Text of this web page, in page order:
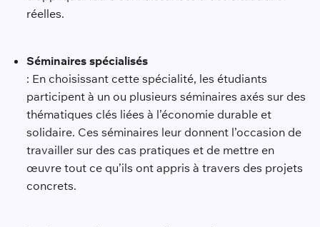
réelles.
Séminaires spécialisés
: En choisissant cette spécialité, les étudiants
participent à un ou plusieurs séminaires axés sur des
thématiques clés liées à l’économie durable et
solidaire. Ces séminaires leur donnent l’occasion de
travailler sur des cas pratiques et de mettre en
œuvre tout ce qu’ils ont appris à travers des projets
concrets.